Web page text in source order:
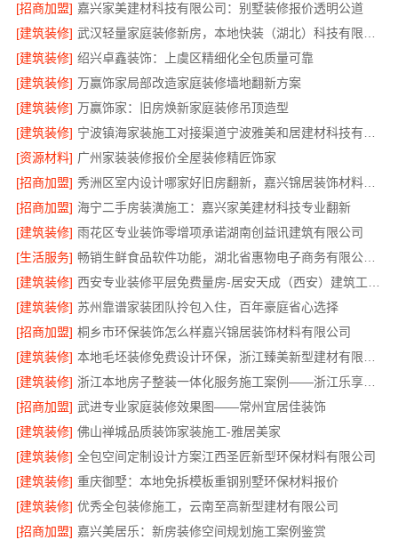
[招商加盟] 嘉兴家美建材科技有限公司：别墅装修报价透明公道
[建筑装修]
[建筑装修] 绍兴卓鑫装饰：上虞区精细化全包质量可靠
[建筑装修] 万赢饰家局部改造家庭装修墙地翻新方案
[建筑装修] 万赢饰家：旧房焕新家庭装修吊顶造型
[建筑装修]
[资源材料] 广州家装装修报价全屋装修精匠饰家
[招商加盟]
秀洲区室内设计哪家好旧房翻新，嘉兴锦居装饰材料有限公司
[招商加盟] 海宁二手房装潢施工：嘉兴家美建材科技专业翻新
[建筑装修] 雨花区专业装饰零增项承诺湖南创益讯建筑有限公司
[生活服务]
畅销生鲜食品软件功能，湖北省惠物电子商务有限公司引领
[建筑装修]
[建筑装修] 苏州靠谱家装团队拎包入住，百年豪庭省心选择
[招商加盟] 桐乡市环保装饰怎么样嘉兴锦居装饰材料有限公司
[建筑装修]
[建筑装修]
浙江本地房子整装一体化服务施工案例——浙江乐享新材料有限公司
[招商加盟] 武进专业家庭装修效果图——常州宜居佳装饰
[建筑装修] 佛山禅城品质装饰家装施工-雅居美家
[建筑装修] 全包空间定制设计方案江西圣匠新型环保材料有限公司
[建筑装修] 重庆御墅：本地免拆模板重钢别墅环保材料报价
[建筑装修] 优秀全包装修施工，云南至高新型建材有限公司
[招商加盟] 嘉兴美居乐：新房装修空间规划施工案例鉴赏